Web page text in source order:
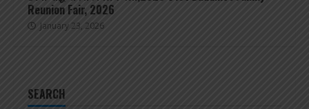
Reunion Fair, 2026
January 23, 2026
SEARCH